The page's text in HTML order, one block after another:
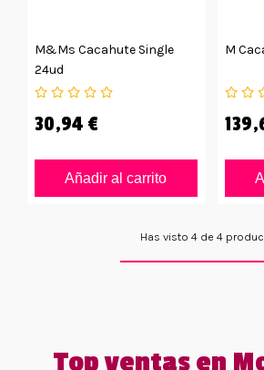
M&Ms Cacahute Single
24ud
30,94 €
Añadir al carrito
M
Has visto 4 de 4
Top ventas en